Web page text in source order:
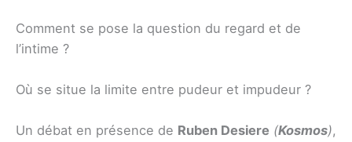
Comment se pose la question du regard et de
l’intime ?
Où se situe la limite entre pudeur et impudeur ?
Un débat en présence de Ruben Desiere (Kosmos),